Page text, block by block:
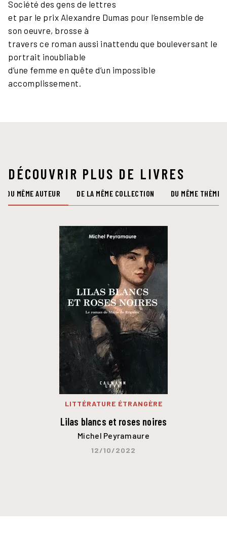
Société des gens de lettres
et par le prix Alexandre Dumas pour l’ensemble de
son oeuvre, brosse à
travers ce roman aussi inattendu que bouleversant le
portrait inoubliable
d’une femme en quête d’un impossible
accomplissement.
DÉCOUVRIR PLUS DE LIVRES
DU MÊME AUTEUR DE LA MÊME COLLECTION DU MÊME THÈME
LITTÉRATURE ÉTRANGÈRE
Lilas blancs et roses noires
Michel Peyramaure
12/10/2022